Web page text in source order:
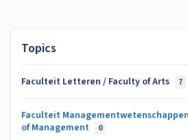
Topics
Faculteit Letteren / Faculty of Arts 7
Faculteit
of Management
0